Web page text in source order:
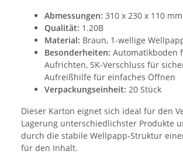
Abmessungen: 310 x 230 x 110 mm
Qualität: 1.20B
Material: Braun, 1-wellige
Besonderheiten: Automatikboden
Aufrichten, SK-Verschluss für
Aufreißhilfe für einfaches Öffnen
Verpackungseinheit: 20 Stück
Dieser Karton eignet sich ideal für den
Lagerung unterschiedlichster Produkte
durch die stabile Wellpapp-Struktur
für den Inhalt.